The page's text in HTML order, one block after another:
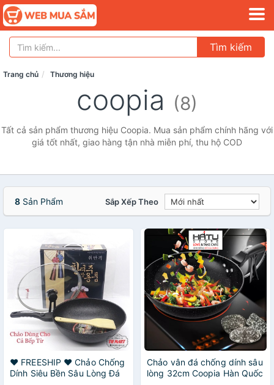
Tìm kiếm
Trang chủ Thương hiệu
coopia (8)
Tất cả sản phẩm thương hiệu Coopia. Mua sản phẩm chính hãng với
giá tốt nhất, giao hàng tận nhà miễn phí, thu hộ COD
8 Sản Phẩm Sắp Xếp Theo
❤ FREESHIP ❤ Chảo Chống
Dính Siêu Bền Sâu Lòng Đá
Chảo vân đá chống dính sâu
lòng 32cm Coopia Hàn Quốc